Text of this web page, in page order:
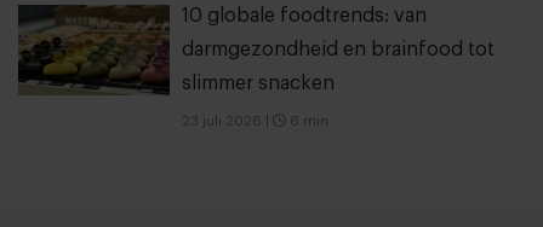
10 globale foodtrends: van
darmgezondheid en brainfood tot
slimmer snacken
23 juli 2026 6 min